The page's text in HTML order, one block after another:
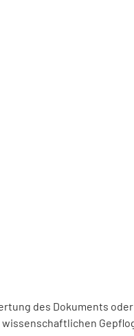
des Dokuments
wissenschaftlichen